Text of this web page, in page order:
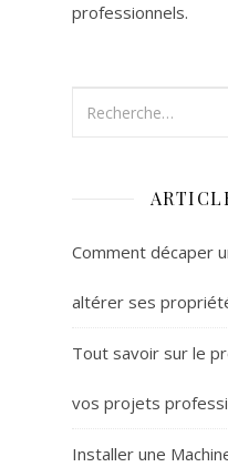
professionnels.
Comment décaper
altérer ses
Tout savoir sur le
vos projets
Installer une